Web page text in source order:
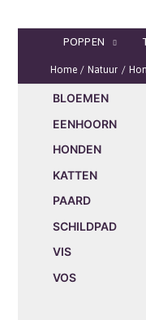
naar
POPPEN
Home Natuur
BLOEMEN
EENHOORN
HONDEN
KATTEN
PAARD
SCHILDPAD
VIS
VOS